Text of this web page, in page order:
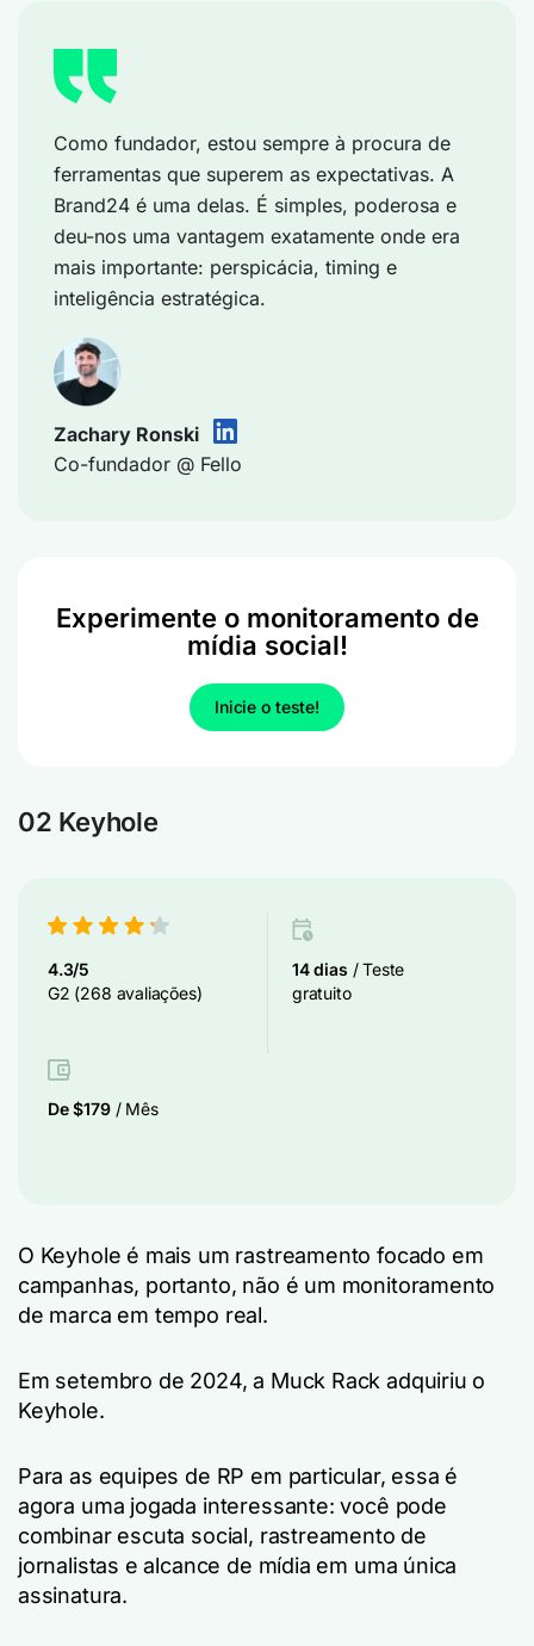
Como fundador, estou sempre à procura de
ferramentas que superem as expectativas. A
Brand24 é uma delas. É simples, poderosa e
deu-nos uma vantagem exatamente onde era
mais importante: perspicácia, timing e
inteligência estratégica.
Zachary Ronski
Co-fundador @ Fello
Experimente o monitoramento de
mídia social!
Inicie o teste!
02 Keyhole
4.3/5
G2 (268 avaliações)
14 dias / Teste
gratuito
De $179 / Mês
O Keyhole é mais um rastreamento focado em
campanhas, portanto, não é um monitoramento
de marca em tempo real.
Em setembro de 2024, a Muck Rack adquiriu o
Keyhole.
Para as equipes de RP em particular, essa é
agora uma jogada interessante: você pode
combinar escuta social, rastreamento de
jornalistas e alcance de mídia em uma única
assinatura.